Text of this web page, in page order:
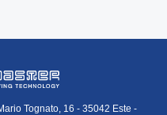
Tognato, 16 - 35042 Este -